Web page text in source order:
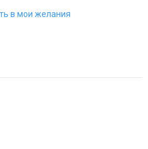
в мои желания